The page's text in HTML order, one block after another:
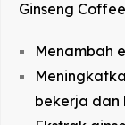
Ginseng
Menambah
bekerja dan